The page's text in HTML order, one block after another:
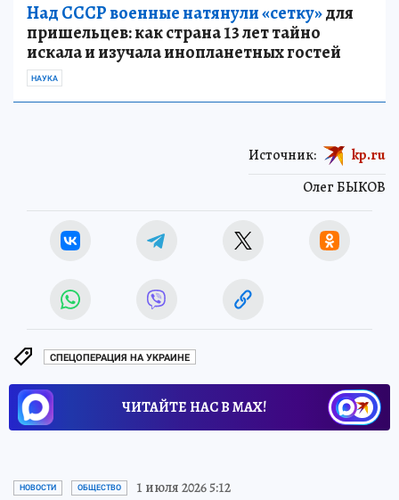
Над СССР военные натянули «сетку»для
пришельцев: как страна 13 лет тайно
искала и изучала инопланетных гостей
НАУКА
Олег БЫКОВ
Источник: kp.ru
СПЕЦОПЕРАЦИЯ НА УКРАИНЕ
ЧИТАЙТЕ НАС В МАХ!
НОВОСТИ ОБЩЕСТВО 1 июля 2026 5:12